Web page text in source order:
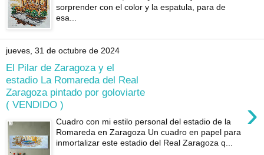
sorprender con el color y la espatula, para de
esa...
jueves, 31 de octubre de 2024
El Pilar de Zaragoza y el
estadio La Romareda del Real
Zaragoza pintado por goloviarte
( VENDIDO )
›
Cuadro con mi estilo personal del estadio de la
Romareda en Zaragoza Un cuadro en papel para
inmortalizar este estadio del Real Zaragoza q...